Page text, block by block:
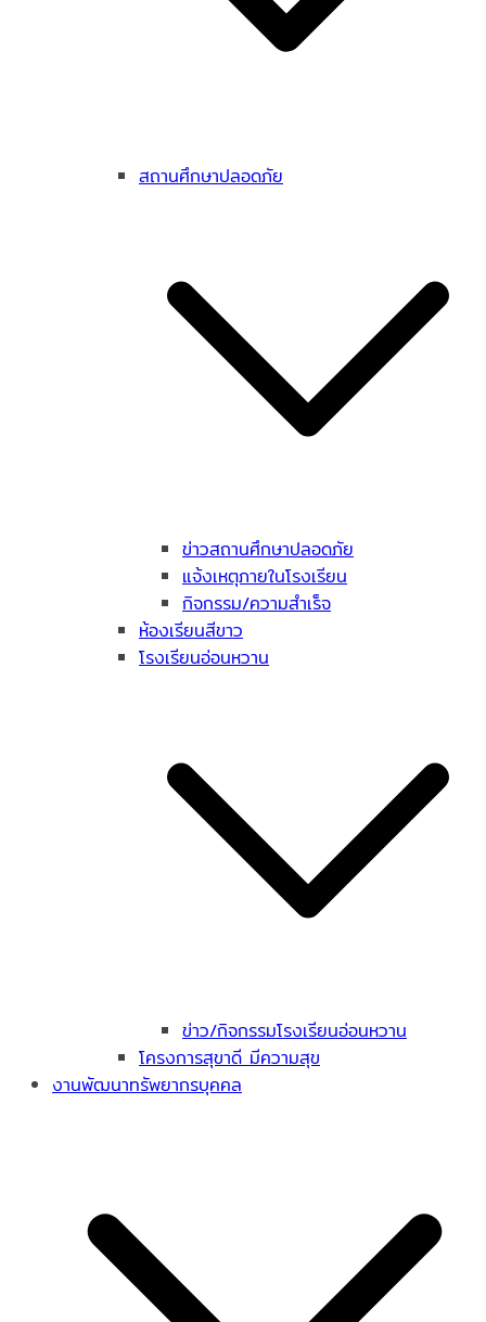
สถานศึกษาปลอดภัย
ข่าวสถานศึกษาปลอดภัย
แจ้งเหตุภายในโรงเรียน
กิจกรรม/ความสำเร็จ
ห้องเรียนสีขาว
โรงเรียนอ่อนหวาน
ข่าว/กิจกรรมโรงเรียนอ่อนหวาน
โครงการสุขาดี มีความสุข
งานพัฒนาทรัพยากรบุคคล